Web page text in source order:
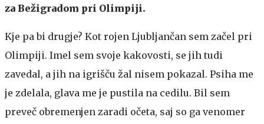
za Bežigradom pri Olimpiji.
Kje pa bi drugje? Kot rojen Ljubljančan sem začel pri
Olimpiji. Imel sem svoje kakovosti, se jih tudi
zavedal, a jih na igrišču žal nisem pokazal. Psiha me
je zdelala, glava me je pustila na cedilu. Bil sem
preveč obremenjen zaradi očeta, saj so ga venomer